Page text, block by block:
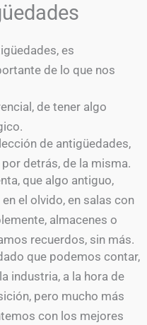
es
de lo que nos
de tener algo
de antigüedades,
detrás, de la misma.
que algo antiguo,
el olvido, en salas con
almacenes o
recuerdos, sin más.
que podemos contar,
industria, a la hora de
pero mucho más
con los mejores